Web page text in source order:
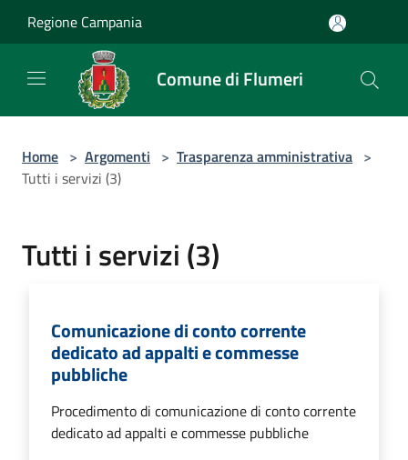
Regione Campania
Comune di Flumeri
Home > Argomenti > Trasparenza amministrativa >
Tutti i servizi (3)
Tutti i servizi (3)
Comunicazione di conto corrente
dedicato ad appalti e commesse
pubbliche
Procedimento di comunicazione di conto corrente
dedicato ad appalti e commesse pubbliche